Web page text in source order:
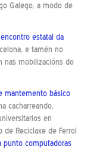
Galego, a modo de
encontro estatal da
e tamén no
nas mobilizacións do
mantemento básico
cacharreando,
en
de Reciclaxe de Ferrol
punto computadoras